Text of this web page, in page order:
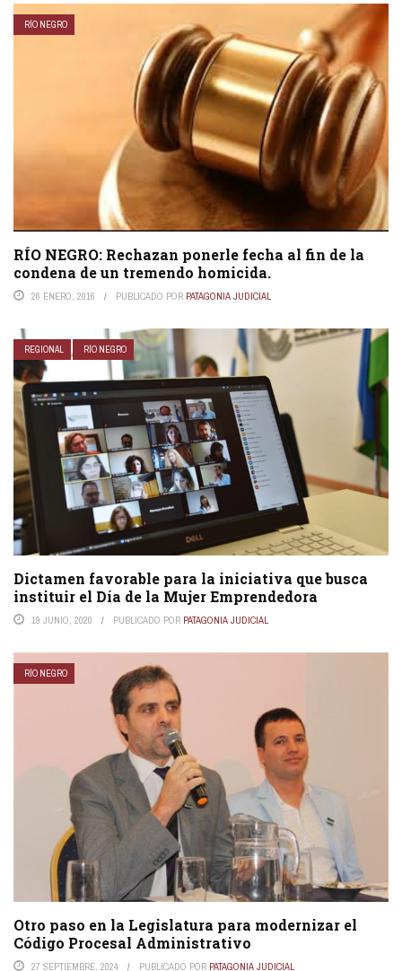
RÍO NEGRO
RÍO NEGRO: Rechazan ponerle fecha al fin de la
condena de un tremendo homicida.
26 ENERO, 2016 PUBLICADO POR PATAGONIA JUDICIAL
REGIONAL RÍO NEGRO
Dictamen favorable para la iniciativa que busca
instituir el Día de la Mujer Emprendedora
19 JUNIO, 2020 PUBLICADO POR PATAGONIA JUDICIAL
RÍO NEGRO
Otro paso en la Legislatura para modernizar el
Código Procesal Administrativo
27 SEPTIEMBRE, 2024 PUBLICADO POR PATAGONIA JUDICIAL